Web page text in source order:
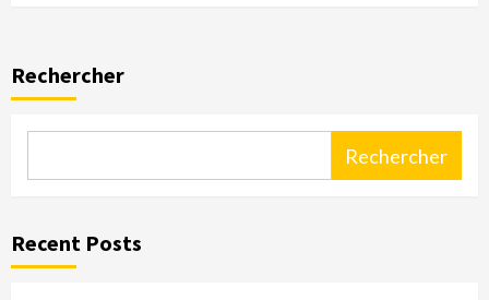
Rechercher
Rechercher
Recent Posts